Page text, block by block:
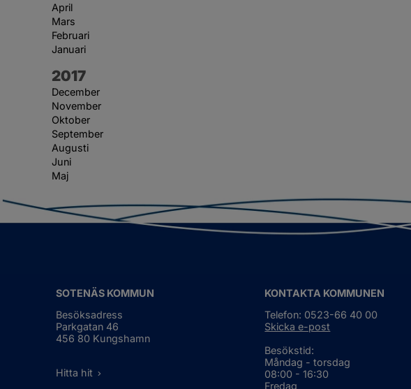
April
Mars
Februari
Januari
År:
2017
December
November
Oktober
September
Augusti
Juni
Maj
SOTENÄS KOMMUN
Besöksadress
Parkgatan 46
456 80 Kungshamn
Hitta hit
KONTAKTA KOMMUNEN
Telefon: 0523-66 40 00
Skicka e-post
Besökstid:
Måndag - torsdag
08:00 - 16:30
Fredag